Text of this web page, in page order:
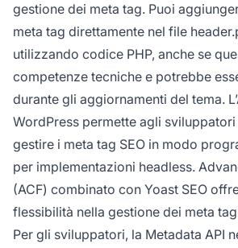
gestione dei meta tag. Puoi
meta tag direttamente nel file
utilizzando codice PHP, anche se
competenze tecniche e potrebbe
durante gli aggiornamenti del tema.
WordPress permette agli
gestire i meta tag SEO in modo
per implementazioni headless.
(ACF) combinato con Yoast SEO
flessibilità nella gestione dei meta
Per gli sviluppatori, la Metadata API